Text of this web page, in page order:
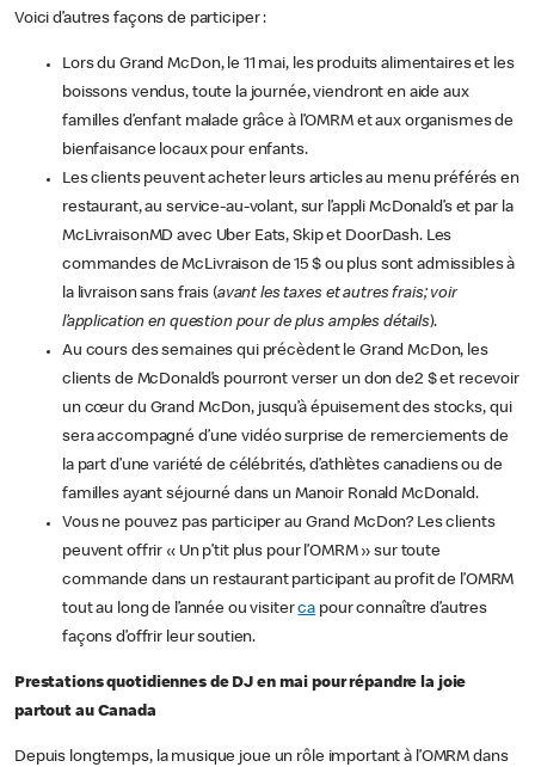
Voici d’autres façons de participer :
Lors du Grand McDon, le 11 mai, les produits alimentaires et les
boissons vendus, toute la journée, viendront en aide aux
familles d’enfant malade grâce à l’OMRM et aux organismes de
bienfaisance locaux pour enfants.
Les clients peuvent acheter leurs articles au menu préférés en
restaurant, au service-au-volant, sur l’appli McDonald’s et par la
McLivraisonMD avec Uber Eats, Skip et DoorDash. Les
commandes de McLivraison de 15 $ ou plus sont admissibles à
la livraison sans frais (avant les taxes et autres frais; voir
l’application en question pour de plus amples détails).
Au cours des semaines qui précèdent le Grand McDon, les
clients de McDonald’s pourront verser un don de2 $ et recevoir
un cœur du Grand McDon, jusqu’à épuisement des stocks, qui
sera accompagné d’une vidéo surprise de remerciements de
la part d’une variété de célébrités, d’athlètes canadiens ou de
familles ayant séjourné dans un Manoir Ronald McDonald.
Vous ne pouvez pas participer au Grand McDon? Les clients
peuvent offrir « Un p’tit plus pour l’OMRM » sur toute
commande dans un restaurant participant au profit de l’OMRM
tout au long de l’année ou visiterca pour connaître d’autres
façons d’offrir leur soutien.
Prestations quotidiennes de DJ en mai pour répandre la joie
partout au Canada
Depuis longtemps, la musique joue un rôle important à l’OMRM dans